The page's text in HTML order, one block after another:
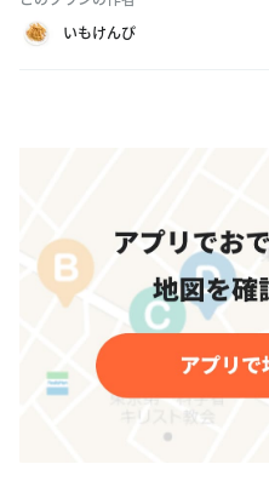
いもけんぴ